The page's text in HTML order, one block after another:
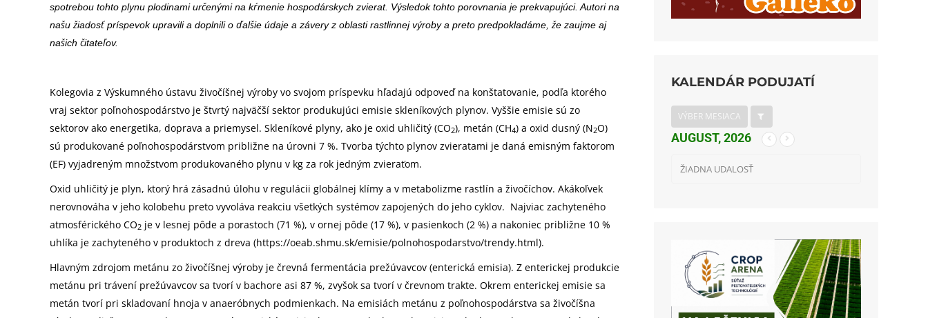
spotrebou tohto plynu plodinami určenými na kŕmenie hospodárskych zvierat. Výsledok tohto porovnania je prekvapujúci. Autori na
našu žiadosť príspevok upravili a doplnili o ďalšie údaje a závery z oblasti rastlinnej výroby a preto predpokladáme, že zaujme aj
našich čitateľov.
Kolegovia z Výskumného ústavu živočíšnej výroby vo svojom príspevku hľadajú odpoveď na konštatovanie, podľa ktorého
vraj sektor poľnohospodárstvo je štvrtý najväčší sektor produkujúci emisie skleníkových plynov. Vyššie emisie sú zo
sektorov ako energetika, doprava a priemysel. Skleníkové plyny, ako je oxid uhličitý (CO2), metán (CH4) a oxid dusný (N2O)
sú produkované poľnohospodárstvom približne na úrovni 7 %. Tvorba týchto plynov zvieratami je daná emisným faktorom
(EF) vyjadreným množstvom produkovaného plynu v kg za rok jedným zvieraťom.
Oxid uhličitý je plyn, ktorý hrá zásadnú úlohu v regulácii globálnej klímy a v metabolizme rastlín a živočíchov. Akákoľvek
nerovnováha v jeho kolobehu preto vyvoláva reakciu všetkých systémov zapojených do jeho cyklov. Najviac zachyteného
atmosférického CO2 je v lesnej pôde a porastoch (71 %), v ornej pôde (17 %), v pasienkoch (2 %) a nakoniec približne 10 %
uhlíka je zachyteného v produktoch z dreva (https://oeab.shmu.sk/emisie/polnohospodarstvo/trendy.html).
Hlavným zdrojom metánu zo živočíšnej výroby je črevná fermentácia prežúvavcov (enterická emisia). Z enterickej produkcie
metánu pri trávení prežúvavcov sa tvorí v bachore asi 87 %, zvyšok sa tvorí v črevnom trakte. Okrem enterickej emisie sa
metán tvorí pri skladovaní hnoja v anaeróbnych podmienkach. Na emisiách metánu z poľnohospodárstva sa živočíšna
KALENDÁR PODUJATÍ
VÝBER MESIACA
AUGUST, 2026
ŽIADNA UDALOSŤ